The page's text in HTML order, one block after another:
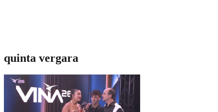
quinta vergara